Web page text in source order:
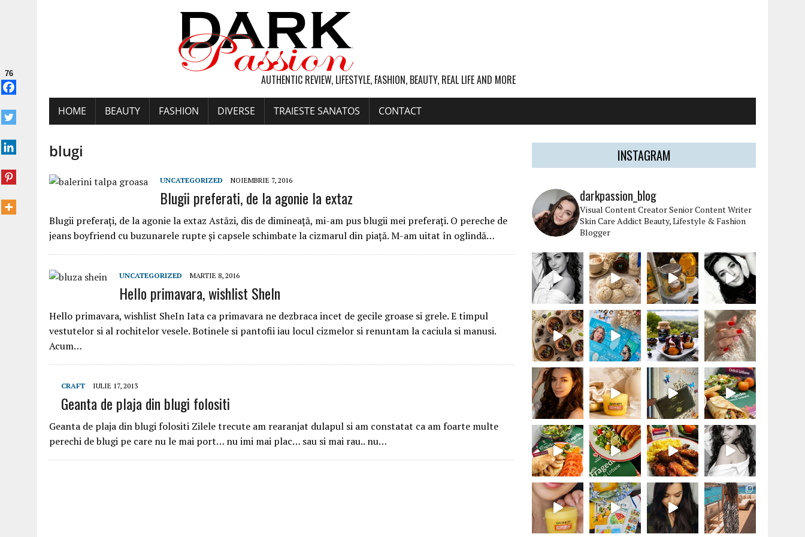
AUTHENTIC REVIEW, LIFESTYLE, FASHION, BEAUTY, REAL LIFE AND MORE
HOME BEAUTY FASHION DIVERSE TRAIESTE SANATOS CONTACT
blugi
UNCATEGORIZED NOIEMBRIE 7, 2016
Blugii preferati, de la agonie la extaz
Blugii preferați, de la agonie la extaz Astăzi, dis de dimineață, mi-am pus blugii mei preferaţi. O pereche de
jeans boyfriend cu buzunarele rupte şi capsele schimbate la cizmarul din piaţă. M-am uitat în oglindă…
UNCATEGORIZED MARTIE 8, 2016
Hello primavara, wishlist SheIn
Hello primavara, wishlist SheIn Iata ca primavara ne dezbraca incet de gecile groase si grele. E timpul
vestutelor si al rochitelor vesele. Botinele si pantofii iau locul cizmelor si renuntam la caciula si manusi.
Acum…
CRAFT IULIE 17, 2013
Geanta de plaja din blugi folositi
Geanta de plaja din blugi folositi Zilele trecute am rearanjat dulapul si am constatat ca am foarte multe
perechi de blugi pe care nu le mai port… nu imi mai plac… sau si mai rau.. nu…
76
INSTAGRAM
darkpassion_blog
Visual Content CreatorSenior Content Writer
Skin Care AddictBeauty, Lifestyle & Fashion
Blogger